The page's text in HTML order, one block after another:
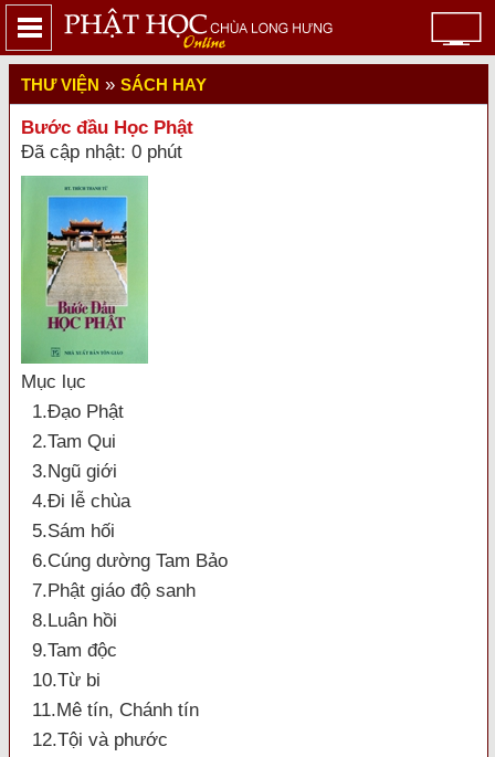
THƯ VIỆN » SÁCH HAY
Bước đầu Học Phật
Đã cập nhật: 0 phút
Mục lục
1.Ðạo Phật
2.Tam Qui
3.Ngũ giới
4.Đi lễ chùa
5.Sám hối
6.Cúng dường Tam Bảo
7.Phật giáo độ sanh
8.Luân hồi
9.Tam độc
10.Từ bi
11.Mê tín, Chánh tín
12.Tội và phước